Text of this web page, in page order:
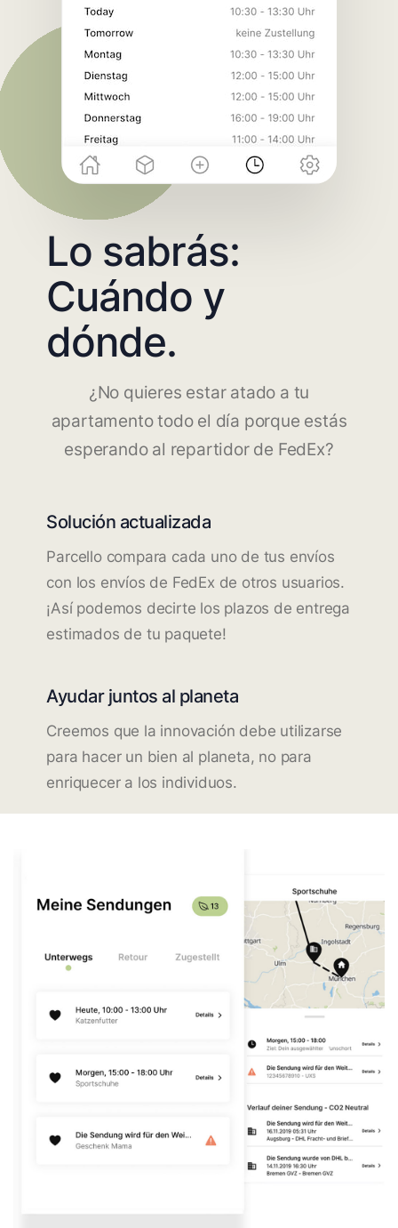
Lo sabrás:
Cuándo y
dónde.
¿No quieres estar atado a tu
apartamento todo el día porque estás
esperando al repartidor de FedEx?
Solución actualizada
Parcello compara cada uno de tus envíos
con los envíos de FedEx de otros usuarios.
¡Así podemos decirte los plazos de entrega
estimados de tu paquete!
Ayudar juntos al planeta
Creemos que la innovación debe utilizarse
para hacer un bien al planeta, no para
enriquecer a los individuos.